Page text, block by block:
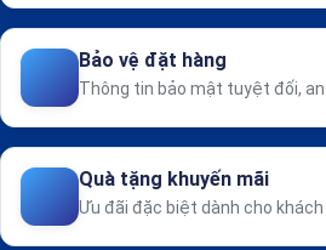
Bảo vệ đặt hàng
Thông tin bảo mật tuyệt đối,
Quà tặng khuyến mãi
Ưu đãi đặc biệt dành cho